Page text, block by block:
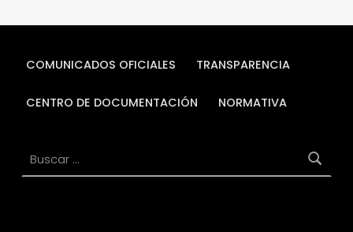
COMUNICADOS OFICIALES TRANSPARENCIA
CENTRO DE DOCUMENTACIÓN NORMATIVA